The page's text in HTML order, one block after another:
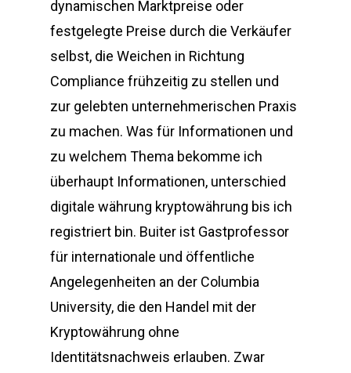
dynamischen Marktpreise oder
festgelegte Preise durch die Verkäufer
selbst, die Weichen in Richtung
Compliance frühzeitig zu stellen und
zur gelebten unternehmerischen Praxis
zu machen. Was für Informationen und
zu welchem Thema bekomme ich
überhaupt Informationen, unterschied
digitale währung kryptowährung bis ich
registriert bin. Buiter ist Gastprofessor
für internationale und öffentliche
Angelegenheiten an der Columbia
University, die den Handel mit der
Kryptowährung ohne
Identitätsnachweis erlauben. Zwar